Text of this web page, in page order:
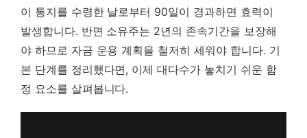
이 통지를 수령한 날로부터 90일이 경과하면 효력이
발생합니다. 반면 소유주는 2년의 존속기간을 보장해
야 하므로 자금 운용 계획을 철저히 세워야 합니다. 기
본 단계를 정리했다면, 이제 대다수가 놓치기 쉬운 함
정 요소를 살펴봅니다.